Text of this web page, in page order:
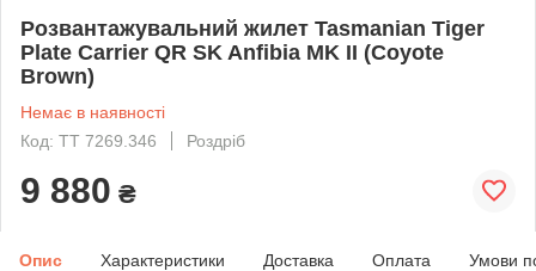
Розвантажувальний жилет Tasmanian Tiger
Plate Carrier QR SK Anfibia MK II (Coyote
Brown)
Немає в наявності
Код: TT 7269.346
Роздріб
9 880 ₴
Опис Характеристики Доставка Оплата Умови